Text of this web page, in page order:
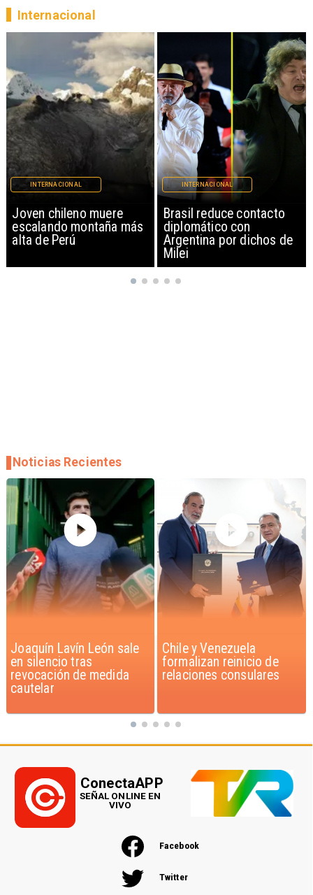
Brasil reduce contacto
diplomático con
Argentina por dichos de
INTERNACIONAL
China restringe
exportación de drones a
EEUU y sanciona
empresas
INTERNACIONAL
Internacional
Chile y Venezuela
formalizan reinicio de
relaciones consulares
Feriantes rechazan
dichos de Camila Flores
sobre Fabiola Campillai
Noticias Recientes
Facebook
Twitter
ConectaAPP
SEÑAL ONLINE EN
VIVO